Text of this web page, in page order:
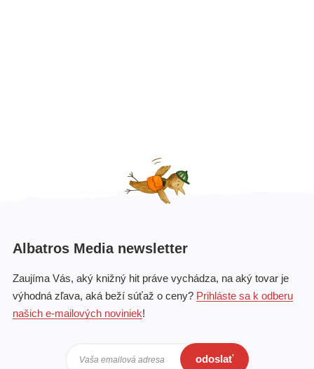
Albatros Media newsletter
Zaujíma Vás, aký knižný hit práve vychádza, na aký tovar je
výhodná zľava, aká beží súťaž o ceny? Prihláste sa k odberu
našich e-mailových noviniek!
Vaša emailová adresa odoslať